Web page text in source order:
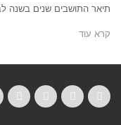
תיאר התושבים שנים בשנה
קרא עוד